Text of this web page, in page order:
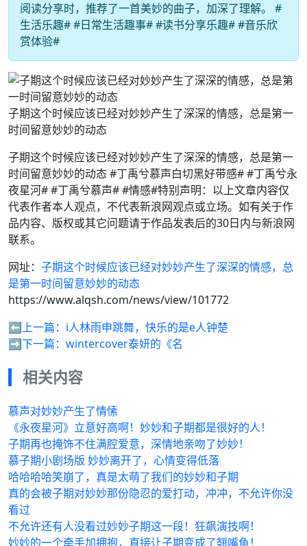
阅读分享时，推荐了一首美妙的曲子，加深了理解。 #
生活乐趣# #日常生活趣事# #读书分享乐趣# #音乐欣
赏体验#
子期这个时候应该已经对妙妙产生了深深的情感，总是第一
时间留意妙妙的动态
子期这个时候应该已经对妙妙产生了深深的情感，总是第一
时间留意妙妙的动态 #丁禹兮慕声白切黑好带感# #丁禹兮永
夜星河# #丁禹兮慕声# #情感#特别声明：以上文章内容仅
代表作者本人观点，不代表新浪网观点或立场。如有关于作
品内容、版权或其它问题请于作品发表后的30日内与新浪网
联系。
网址： 子期这个时候应该已经对妙妙产生了深深的情感，总
是第一时间留意妙妙的动态
https://www.alqsh.com/news/view/101772
⬅️上一篇： i人林雨申跳舞，快乐的是e人钟楚
➡️下一篇： wintercover泰妍的《名
相关内容
慕声对妙妙产生了情愫
《永夜星河》立意好高啊！妙妙和子期都是很好的人！
子期再也掩饰不住满腔爱意，深情地亲吻了妙妙！
慕子期小剧场版 妙妙离开了，心情变得低落
哈哈哈哈笑崩了，真是太萌了我们的妙妙和子期
真的会被子期对妙妙那份隐忍的爱打动，冲冲，不允许你没
看过
不允许还有人没看过妙妙子期这一段！狂飙演技啊！
妙妙的一个牵手加拥抱，直接让子期变成了翘嘴鱼！